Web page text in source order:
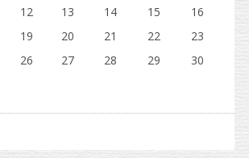
12 13 14 15
16
19 20 21 22
23
26 27 28 29
30